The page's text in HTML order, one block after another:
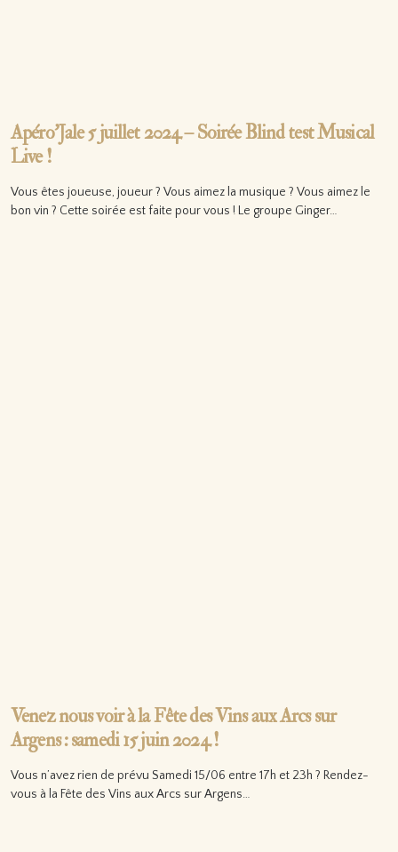
Apéro’Jale 5 juillet 2024 – Soirée Blind test Musical
Live !
Vous êtes joueuse, joueur ? Vous aimez la musique ? Vous aimez le
bon vin ? Cette soirée est faite pour vous ! Le groupe Ginger…
Venez nous voir à la Fête des Vins aux Arcs sur
Argens : samedi 15 juin 2024 !
Vous n’avez rien de prévu Samedi 15/06 entre 17h et 23h ? Rendez-
vous à la Fête des Vins aux Arcs sur Argens…